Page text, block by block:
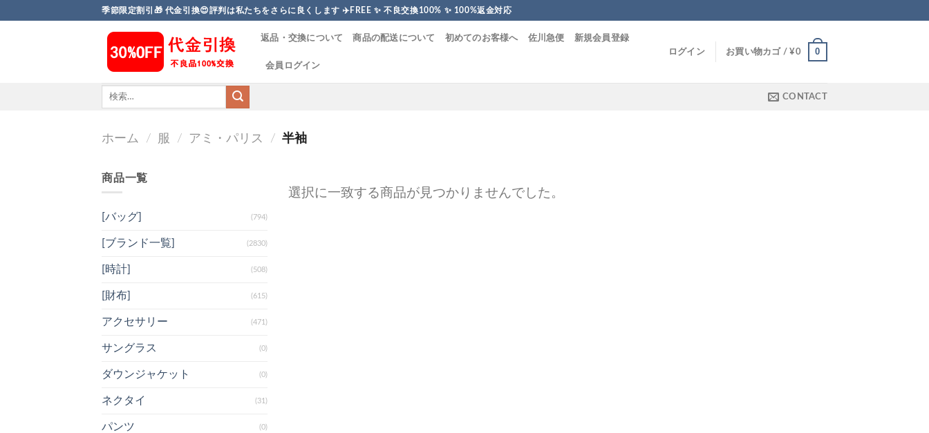
季節限定割引🎁 代金引換😍評判は私たちをさらに良くします ✈️FREE ✨ 不良交換100% ✨ 100%返金対応
返品・交換について 商品の配送について 初めてのお客様へ 佐川急便 新規会員登録
会員ログイン
ログイン お買い物カゴ /¥0 0
CONTACT
ホーム / 服 / アミ・パリス / 半袖
商品一覧
[バッグ] (794)
[ブランド一覧] (2830)
[時計] (508)
[財布] (615)
アクセサリー (471)
サングラス (0)
ダウンジャケット (0)
ネクタイ (31)
パンツ (0)
選択に一致する商品が見つかりませんでした。